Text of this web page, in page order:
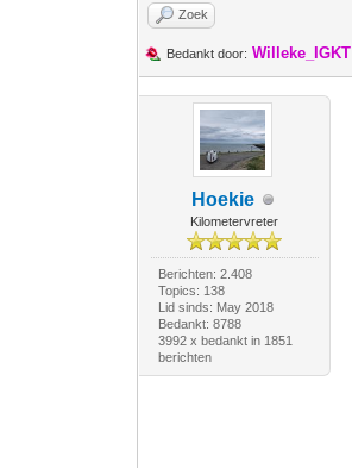
Zoek
Bedankt door: Willeke_IGKT
Hoekie
Kilometervreter
Berichten: 2.408
Topics: 138
Lid sinds: May 2018
Bedankt: 8788
3992 x bedankt in 1851
berichten